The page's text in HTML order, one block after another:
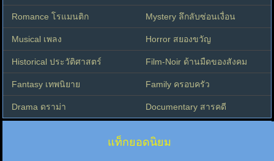
Romance โรแมนติก Mystery ลึกลับซ่อนเงื่อน
Musical เพลง Horror สยองขวัญ
Historical ประวัติศาสตร์ Film-Noir ด้านมืดของสังคม
Fantasy เทพนิยาย Family ครอบครัว
Drama ดราม่า Documentary สารคดี
แท็กยอดนิยม